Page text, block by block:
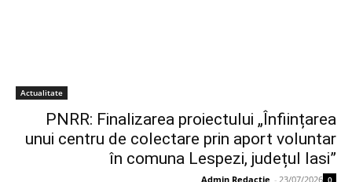
Actualitate
PNRR: Finalizarea proiectului „Înființarea
unui centru de colectare prin aport voluntar
în comuna Lespezi, județul Iasi”
Admin Redactie - 23/07/2026